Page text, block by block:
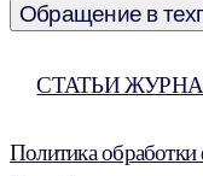
Обращение в
СТАТЬИ
Политика